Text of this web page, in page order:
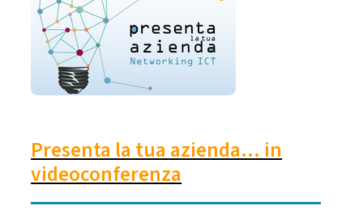
Presenta la tua azienda... in
videoconferenza